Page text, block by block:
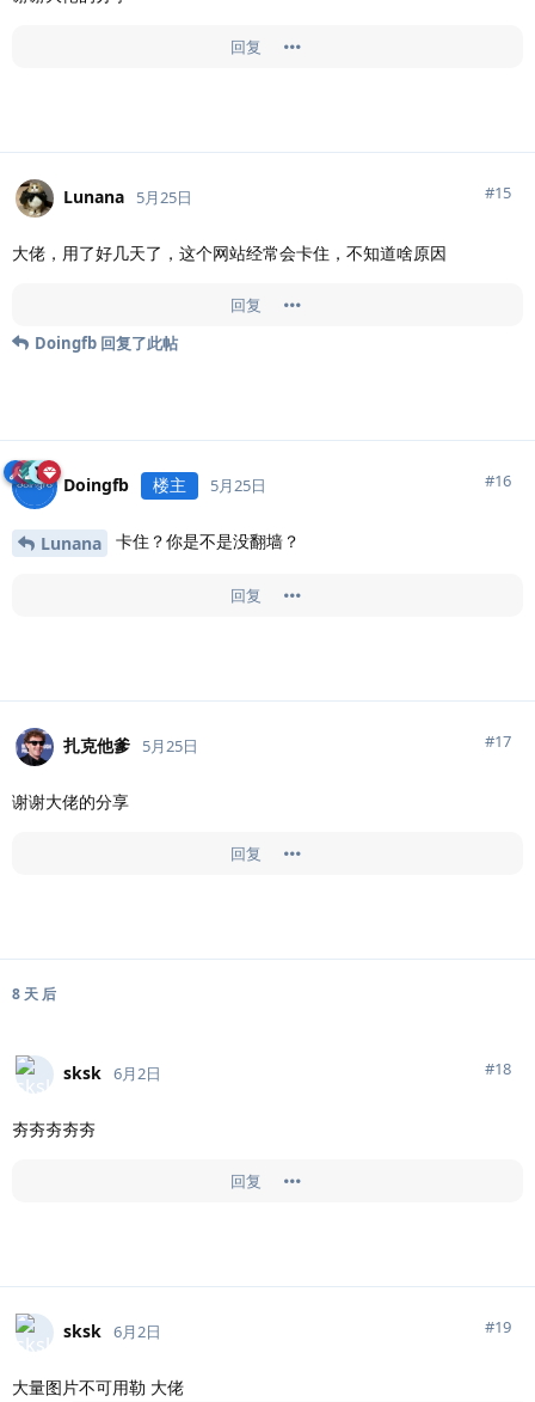
回复
Lunana 5月25日 #15
大佬，用了好几天了，这个网站经常会卡住，不知道啥原因
回复
Doingfb 回复了此帖
Doingfb 楼主 5月25日 #16
Lunana 卡住？你是不是没翻墙？
回复
扎克他爹 5月25日 #17
谢谢大佬的分享
回复
8 天 后
sksk 6月2日 #18
夯夯夯夯夯
回复
sksk 6月2日 #19
大量图片不可用勒 大佬